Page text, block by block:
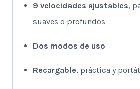
9 velocidades ajustables,
suaves o profundos
Dos modos de uso
Recargable, práctica y